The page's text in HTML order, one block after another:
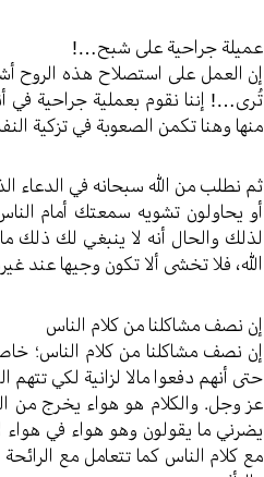
عميلة جراحية على شبح…!
إن العمل على استصلاح هذه الروح
تُرى…! إننا نقوم بعملية جراحية في
منها وهنا تكمن الصعوبة في تزكية
ثم نطلب من الله سبحانه في الدعاء
أو يحاولون تشويه سمعتك أمام
لذلك والحال أنه لا ينبغي لك ذلك
الله، فلا تخشى ألا تكون وجيها عند
إن نصف مشاكلنا من كلام الناس
إن نصف مشاكلنا من كلام الناس؛
حتى أنهم دفعوا مالا لزانية لكي
عز وجل. والكلام هو هواء يخرج من
يضرني ما يقولون وهو هواء في
مع كلام الناس كما تتعامل مع